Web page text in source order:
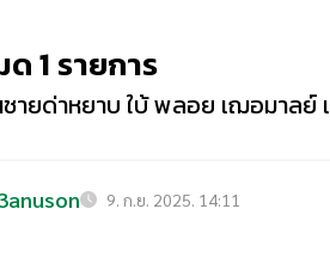
1 รายการ
ายด่าหยาบ ใบ้ พลอย เฌอมาลย์
9. ก.ย. 2025. 14:11